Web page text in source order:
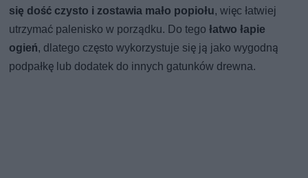
się dość czysto i zostawia mało popiołu, więc łatwiej
utrzymać palenisko w porządku. Do tegołatwo łapie
ogień, dlatego często wykorzystuje się ją jako wygodną
podpałkę lub dodatek do innych gatunków drewna.